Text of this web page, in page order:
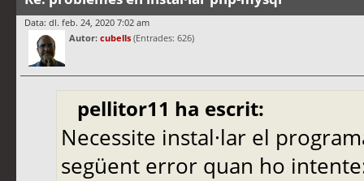
Data: dl. feb. 24, 2020 7:02 am
Autor: cubells (Entrades: 626)
pellitor11 ha escrit:
Necessite instal·lar el
següent error quan ho